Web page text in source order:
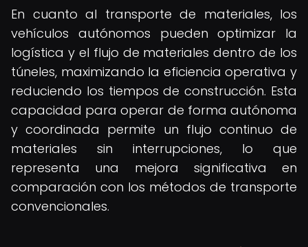
En cuanto al transporte de materiales, los
vehículos autónomos pueden optimizar la
logística y el flujo de materiales dentro de los
túneles, maximizando la eficiencia operativa y
reduciendo los tiempos de construcción. Esta
capacidad para operar de forma autónoma
y coordinada permite un flujo continuo de
materiales sin interrupciones, lo que
representa una mejora significativa en
comparación con los métodos de transporte
convencionales.